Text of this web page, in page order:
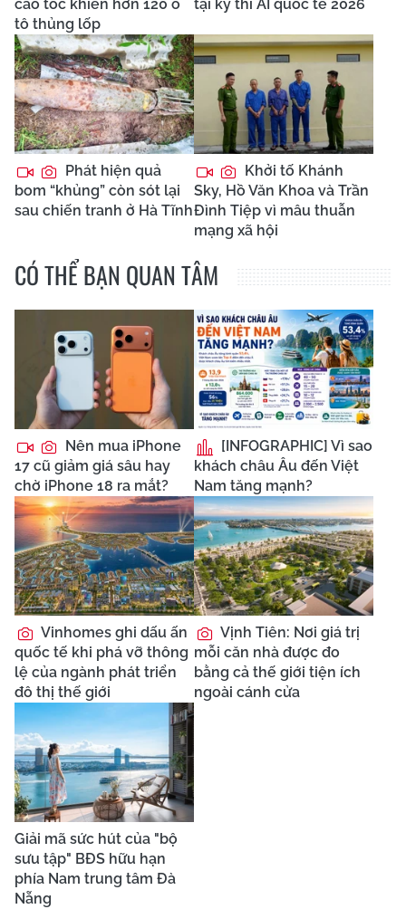
cao tốc khiến hơn 120 ô
tô thủng lốp
tại kỳ thi AI quốc tế 2026
Phát hiện quả
bom “khủng” còn sót lại
sau chiến tranh ở Hà Tĩnh
Khởi tố Khánh
Sky, Hồ Văn Khoa và Trần
Đình Tiệp vì mâu thuẫn
mạng xã hội
CÓ THỂ BẠN QUAN TÂM
Nên mua iPhone
17 cũ giảm giá sâu hay
chờ iPhone 18 ra mắt?
[INFOGRAPHIC] Vì sao
khách châu Âu đến Việt
Nam tăng mạnh?
Vinhomes ghi dấu ấn
quốc tế khi phá vỡ thông
lệ của ngành phát triển
đô thị thế giới
Vịnh Tiên: Nơi giá trị
mỗi căn nhà được đo
bằng cả thế giới tiện ích
ngoài cánh cửa
Giải mã sức hút của "bộ
sưu tập" BĐS hữu hạn
phía Nam trung tâm Đà
Nẵng